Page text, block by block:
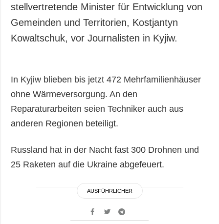
stellvertretende Minister für Entwicklung von
Gemeinden und Territorien, Kostjantyn
Kowaltschuk, vor Journalisten in Kyjiw.
In Kyjiw blieben bis jetzt 472 Mehrfamilienhäuser
ohne Wärmeversorgung. An den
Reparaturarbeiten seien Techniker auch aus
anderen Regionen beteiligt.
Russland hat in der Nacht fast 300 Drohnen und
25 Raketen auf die Ukraine abgefeuert.
AUSFÜHRLICHER